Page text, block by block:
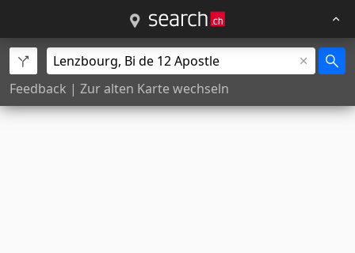
Feedback | Zur alten Karte wechseln